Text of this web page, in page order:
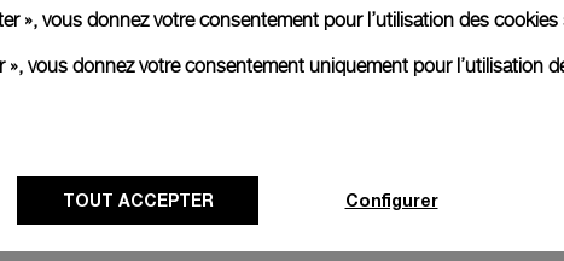
des problèmes d'accessibilité dans le pipeline de
en matière d'accessibilité
moyens supplémentaires aux utilisateurs d'adapter le site web en
trimestriels avec le Centre de Relations Clientèle pour recueillir
», vous donnez votre consentement pour l’utilisation des
», vous donnez votre consentement uniquement pour l’utilisation
TOUT ACCEPTER Configurer